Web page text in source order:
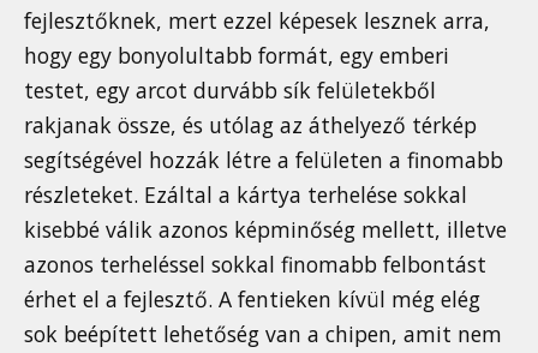
fejlesztőknek, mert ezzel képesek lesznek arra,
hogy egy bonyolultabb formát, egy emberi
testet, egy arcot durvább sík felületekből
rakjanak össze, és utólag az áthelyező térkép
segítségével hozzák létre a felületen a finomabb
részleteket. Ezáltal a kártya terhelése sokkal
kisebbé válik azonos képminőség mellett, illetve
azonos terheléssel sokkal finomabb felbontást
érhet el a fejlesztő. A fentieken kívül még elég
sok beépített lehetőség van a chipen, amit nem